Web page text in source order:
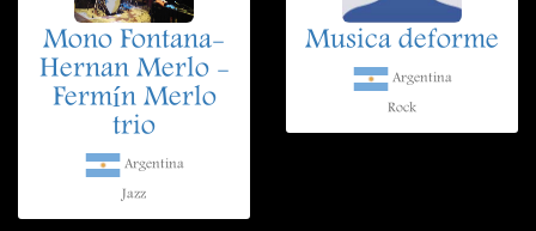
Mono Fontana-
Hernan Merlo -
Fermín Merlo
trio
Argentina
Jazz
Musica deforme
Argentina
Rock